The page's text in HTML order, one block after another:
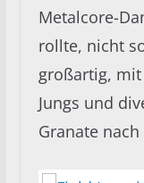
Metalcore-
rollte, nicht
großartig,
Jungs und
Granate